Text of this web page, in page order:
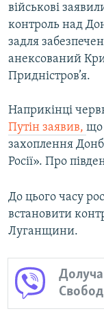
військові
контроль над
задля
анексований
Придністров’я.
Наприкінці
Путін заявив, що
захоплення
Росії». Про
До цього часу
встановити
Луганщини.